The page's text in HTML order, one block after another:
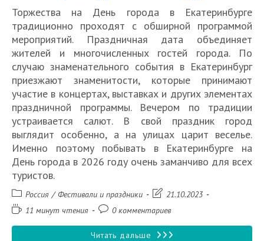
Шарджи
и
других
эмиратов
Торжества на День города в Екатеринбурге
традиционно проходят с обширной программой
мероприятий. Праздничная дата объединяет
жителей и многочисленных гостей города. По
случаю знаменательного события в Екатеринбург
приезжают знаменитости, которые принимают
участие в концертах, выставках и других элементах
праздничной программы. Вечером по традиции
устраивается салют. В свой праздник город
выглядит особенно, а на улицах царит веселье.
Именно поэтому побывать в Екатеринбурге на
День города в 2026 году очень заманчиво для всех
туристов.
Рубрика
записи:
Россия / Фестивали и праздники
Запись21.10.2023
Время11 минут чтения
Комментарии
записи:
0 комментариев
Читать дальше День